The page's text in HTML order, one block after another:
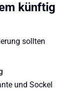
künftig
sollten
und Sockel